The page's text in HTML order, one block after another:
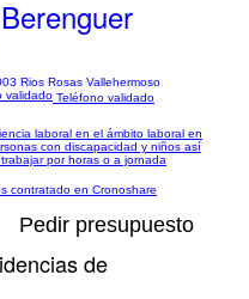
Rios Rosas Vallehermoso
Teléfono validado
laboral en el ámbito laboral en
con discapacidad y niños así
por horas o a jornada
contratado en Cronoshare
Pedir presupuesto
de